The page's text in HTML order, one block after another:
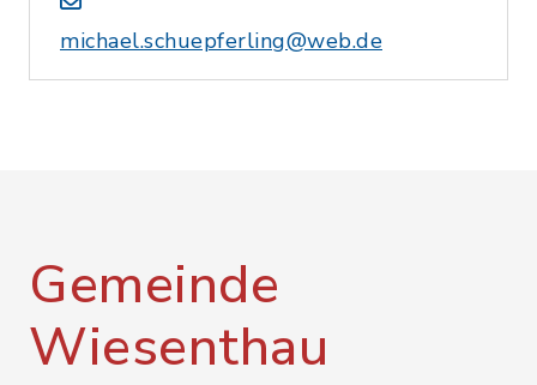
michael.schuepferling@web.de
Gemeinde
Wiesenthau